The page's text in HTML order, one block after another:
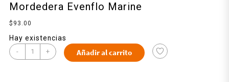
Mordedera Evenflo Marine
$ 93.00
Hay existencias
- + Añadir al carrito